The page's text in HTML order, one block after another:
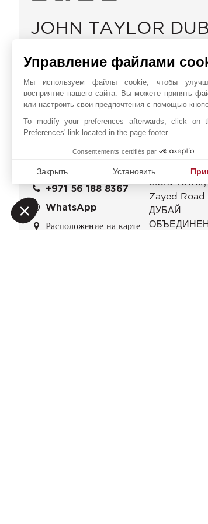
JOHN TAYLOR
Онлайн запрос
+971 56 188 8367
WhatsApp
Расположение на карте
Office 1607,
Sidra
Zayed Road
ДУБАЙ
Управление файлами
Мы используем файлы cookie, чтобы
восприятие нашего сайта. Вы можете принять
или настроить свои предпочтения с помощью
To modify your preferences afterwards, click on
Preferences' link located in the page footer.
Consentements certifiés par
Закрыть Установить
Axeptio consent
Платформа управления согласием:
Наша платформа позволяет вам